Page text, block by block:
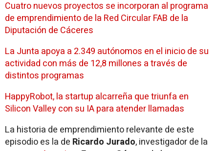
Cuatro nuevos proyectos se incorporan al programa
de emprendimiento de la Red Circular FAB de la
Diputación de Cáceres
La Junta apoya a 2.349 autónomos en el inicio de su
actividad con más de 12,8 millones a través de
distintos programas
HappyRobot, la startup alcarreña que triunfa en
Silicon Valley con su IA para atender llamadas
La historia de emprendimiento relevante de este
episodio es la de Ricardo Jurado, investigador de la